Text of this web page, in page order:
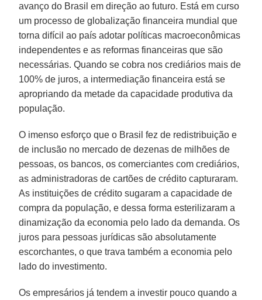
avanço do Brasil em direção ao futuro. Está em curso
um processo de globalização financeira mundial que
torna difícil ao país adotar políticas macroeconômicas
independentes e as reformas financeiras que são
necessárias. Quando se cobra nos crediários mais de
100% de juros, a intermediação financeira está se
apropriando da metade da capacidade produtiva da
população.
O imenso esforço que o Brasil fez de redistribuição e
de inclusão no mercado de dezenas de milhões de
pessoas, os bancos, os comerciantes com crediários,
as administradoras de cartões de crédito capturaram.
As instituições de crédito sugaram a capacidade de
compra da população, e dessa forma esterilizaram a
dinamização da economia pelo lado da demanda. Os
juros para pessoas jurídicas são absolutamente
escorchantes, o que trava também a economia pelo
lado do investimento.
Os empresários já tendem a investir pouco quando a